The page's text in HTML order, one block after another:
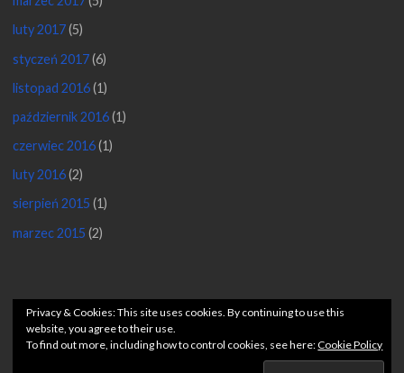
luty 2017(5)
styczeń 2017(6)
listopad 2016(1)
październik 2016(1)
czerwiec 2016(1)
luty 2016(2)
sierpień 2015 (1)
marzec 2015 (2)
©2026 Pięciolinia po godzinach
Privacy & Cookies: This site uses cookies. By continuing to use this
website, you agree to their use.
To find out more, including how to control cookies, see here:Cookie Policy